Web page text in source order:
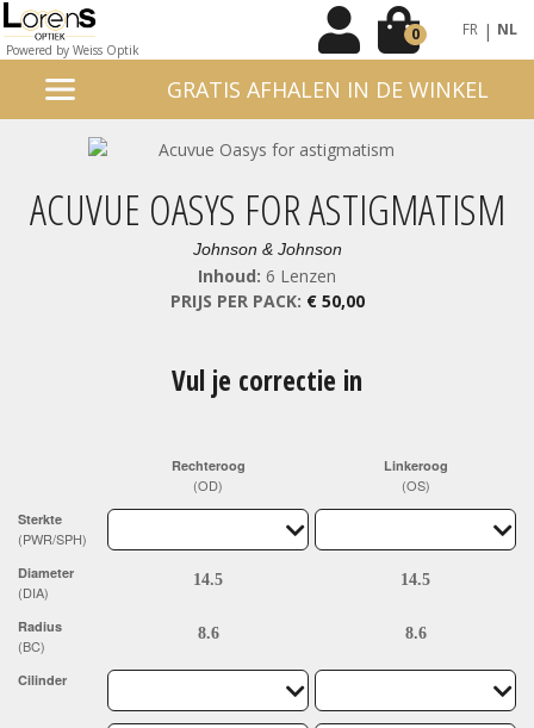
Powered by Weiss Optik
0 FR | NL
GRATIS AFHALEN IN DE WINKEL
ACUVUE OASYS FOR ASTIGMATISM
Johnson & Johnson
Inhoud: 6 Lenzen
PRIJS PER PACK: € 50,00
Vul je correctie in
Sterkte
(PWR/SPH)
Diameter
(DIA)
Radius
(BC)
Cilinder
Rechteroog
(OD)
Linkeroog
(OS)